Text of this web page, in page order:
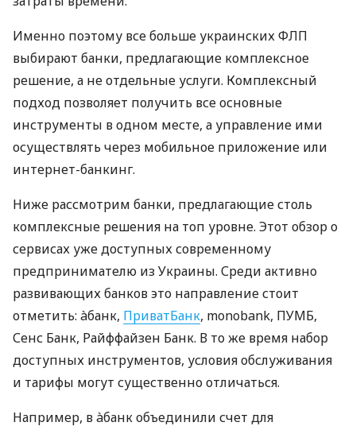
Именно поэтому все больше украинских ФЛП
выбирают банки, предлагающие комплексное
решение, а не отдельные услуги. Комплексный
подход позволяет получить все основные
инструменты в одном месте, а управление ими
осуществлять через мобильное приложение или
интернет-банкинг.
Ниже рассмотрим банки, предлагающие столь
комплексные решения на топ уровне. Этот обзор о
сервисах уже доступных современному
предпринимателю из Украины. Среди активно
развивающих банков это направление стоит
отметить: àбанк, ПриватБанк, monobank, ПУМБ,
Сенс Банк, Райффайзен Банк. В то же время набор
доступных инструментов, условия обслуживания
и тарифы могут существенно отличаться.
Например, в àбанк объединили счет для